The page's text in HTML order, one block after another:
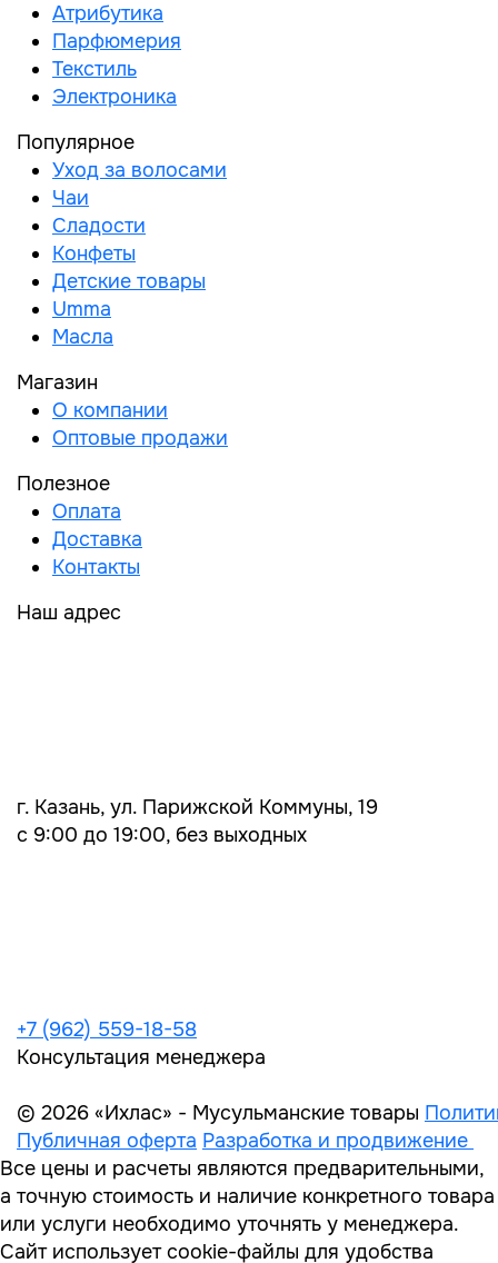
Атрибутика
Парфюмерия
Текстиль
Электроника
Популярное
Уход за волосами
Чаи
Сладости
Конфеты
Детские товары
Umma
Масла
Магазин
О компании
Оптовые продажи
Полезное
Оплата
Доставка
Контакты
Наш адрес
г. Казань, ул. Парижской Коммуны, 19
с 9:00 до 19:00, без выходных
+7 (962) 559-18-58
Консультация менеджера
© 2026 «Ихлас» - Мусульманские товары
Публичная оферта Разработка и продвижение
Все цены и расчеты являются предварительными,
а точную стоимость и наличие конкретного товара
или услуги необходимо уточнять у менеджера.
Сайт использует cookie-файлы для удобства